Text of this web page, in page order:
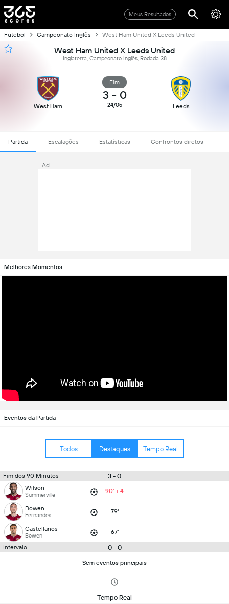
Meus Resultados
Futebol Campeonato Inglês West Ham United X Leeds United
West Ham United X Leeds United
Inglaterra, Campeonato Inglês, Rodada 38
West Ham
Fim
3 - 0
24/05 Leeds
Partida Escalações Estatísticas Confrontos diretos
Ad
Melhores Momentos
Eventos da Partida
Todos Destaques Tempo Real
Fim dos 90 Minutos 3 - 0
Wilson
Summerville 90' + 4
Bowen
Fernandes 79'
Castellanos
Bowen 67'
Intervalo 0 - 0
Sem eventos principais
Tempo Real